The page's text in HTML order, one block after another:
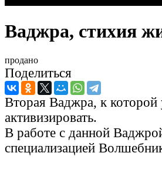
Ваджра, стихия
продано
Поделиться
Вторая Ваджра, к
активизировать.
В работе с данной
специализацией